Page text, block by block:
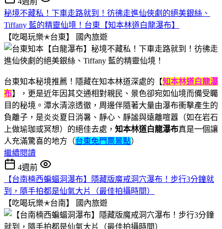
秘境不藏私！下車走路就到！彷彿走進仙俠劇的絕美銀絲、
Tiffany 藍的精靈仙境！台東【知本林道白龍瀑布】
【吃喝玩樂✭台東】
國內旅遊
台東知本秘境推薦！隱藏在知本林道深處的【知本林道白龍瀑
布】，更是近年因其交通相對親民、景色卻宛如仙境而備受矚
目的秘境。潭水清涼透徹，周邊伴隨著大量由瀑布衝擊產生的
負離子，是炎炎夏日消暑、靜心、靜謐與遠離喧囂（如在岩石
上做瑜珈或冥想）的絕佳去處， 知本林道白龍瀑布真是一個讓
人充滿驚喜的地方（台東免門票景點）
繼續閱讀
4週前
【台南楠西蝙蝠洞瀑布】隱藏版魔戒洞穴瀑布！步行3分鐘就
到，隨手拍都是仙氣大片（最佳拍攝時間）
【吃喝玩樂✭台南】
國內旅遊